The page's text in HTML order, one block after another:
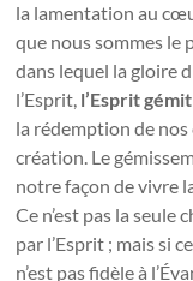
la lamentation au
que nous sommes le
dans lequel la gloire
l’Esprit, l’Esprit
la rédemption de
création. Le
notre façon de vivre
Ce n’est pas la
par l’Esprit ; mais si
n’est pas fidèle à